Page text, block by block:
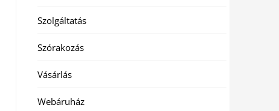
Szolgáltatás
Szórakozás
Vásárlás
Webáruház